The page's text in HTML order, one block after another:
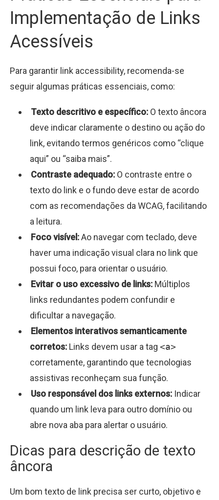
Implementação de Links
Acessíveis
Para garantir link accessibility, recomenda-se
seguir algumas práticas essenciais, como:
Texto descritivo e específico: O texto âncora
deve indicar claramente o destino ou ação do
link, evitando termos genéricos como “clique
aqui” ou “saiba mais”.
Contraste adequado: O contraste entre o
texto do link e o fundo deve estar de acordo
com as recomendações da WCAG, facilitando
a leitura.
Foco visível:Ao navegar com teclado, deve
haver uma indicação visual clara no link que
possui foco, para orientar o usuário.
Evitar o uso excessivo de links: Múltiplos
links redundantes podem confundir e
dificultar a navegação.
Elementos interativos semanticamente
corretos: Links devem usar a tag<a>
corretamente, garantindo que tecnologias
assistivas reconheçam sua função.
Uso responsável dos links externos: Indicar
quando um link leva para outro domínio ou
abre nova aba para alertar o usuário.
Dicas para descrição de texto
âncora
Um bom texto de link precisa ser curto, objetivo e